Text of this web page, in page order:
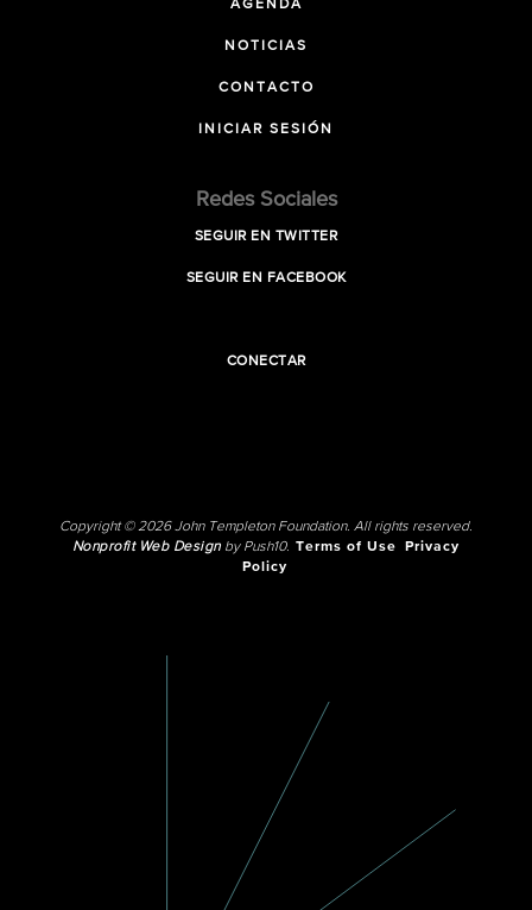
AGENDA
NOTICIAS
CONTACTO
INICIAR SESIÓN
Redes Sociales
SEGUIR EN TWITTER
SEGUIR EN FACEBOOK
CONECTAR
Copyright © 2026 John Templeton Foundation. All rights reserved.
Nonprofit Web Designby Push10. Terms of Use
Privacy
Policy